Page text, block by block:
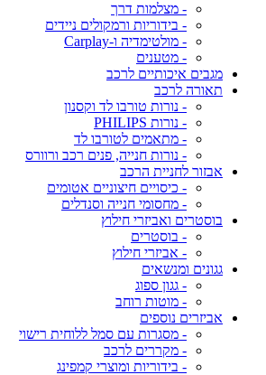
- מצלמות דרך
- בידוריות ורמקולים ניידים
- מולטימדיה ו-Carplay
- מטענים
מגבים איכותיים לרכב
תאורה לרכב
- נורות טורבו לד וקסנון
- נורות PHILIPS
- מתאמים לטורבו לד
- נורות חנייה, פנים רכב ורוורס
אבזור לחניית הרכב
- כיסויים חיצוניים אטומים
- מחסומי חנייה וסנדלים
בוסטרים ואביזרי חילוץ
- בוסטרים
- אביזרי חילוץ
גגונים ומנשאים
- גגון ספוג
- מוטות רוחב
אביזרים נוספים
- מסגרות עם סמל ללוחית רישוי
- מקררים לרכב
- בידוריות ומוצרי קמפינג